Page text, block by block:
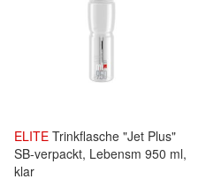
ELITE Trinkflasche "Jet Plus"
SB-verpackt, Lebensm 950 ml,
klar